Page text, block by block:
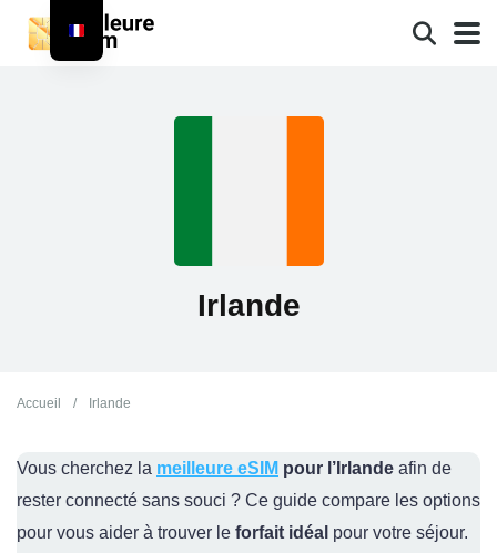
Irlande
Accueil / Irlande
Vous cherchez la meilleure eSIM pour l’Irlande afin de
rester connecté sans souci ? Ce guide compare les options
pour vous aider à trouver le forfait idéal pour votre séjour.